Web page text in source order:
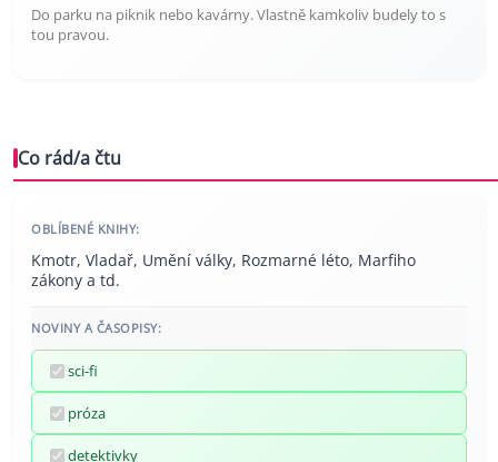
Do parku na piknik nebo kavárny. Vlastně kamkoliv budely to s
tou pravou.
Co rád/a čtu
OBLÍBENÉ KNIHY:
Kmotr, Vladař, Umění války, Rozmarné léto, Marfiho
zákony a td.
NOVINY A ČASOPISY:
sci-fi
próza
detektivky